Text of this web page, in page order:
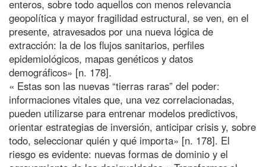
enteros, sobre todo aquellos con menos relevancia
geopolítica y mayor fragilidad estructural, se ven, en el
presente, atravesados por una nueva lógica de
extracción: la de los flujos sanitarios, perfiles
epidemiológicos, mapas genéticos y datos
demográficos» [n. 178].
« Estas son las nuevas “tierras raras” del poder:
informaciones vitales que, una vez correlacionadas,
pueden utilizarse para entrenar modelos predictivos,
orientar estrategias de inversión, anticipar crisis y, sobre
todo, seleccionar quién y qué importa» [n. 178]. El
riesgo es evidente: nuevas formas de dominio y el